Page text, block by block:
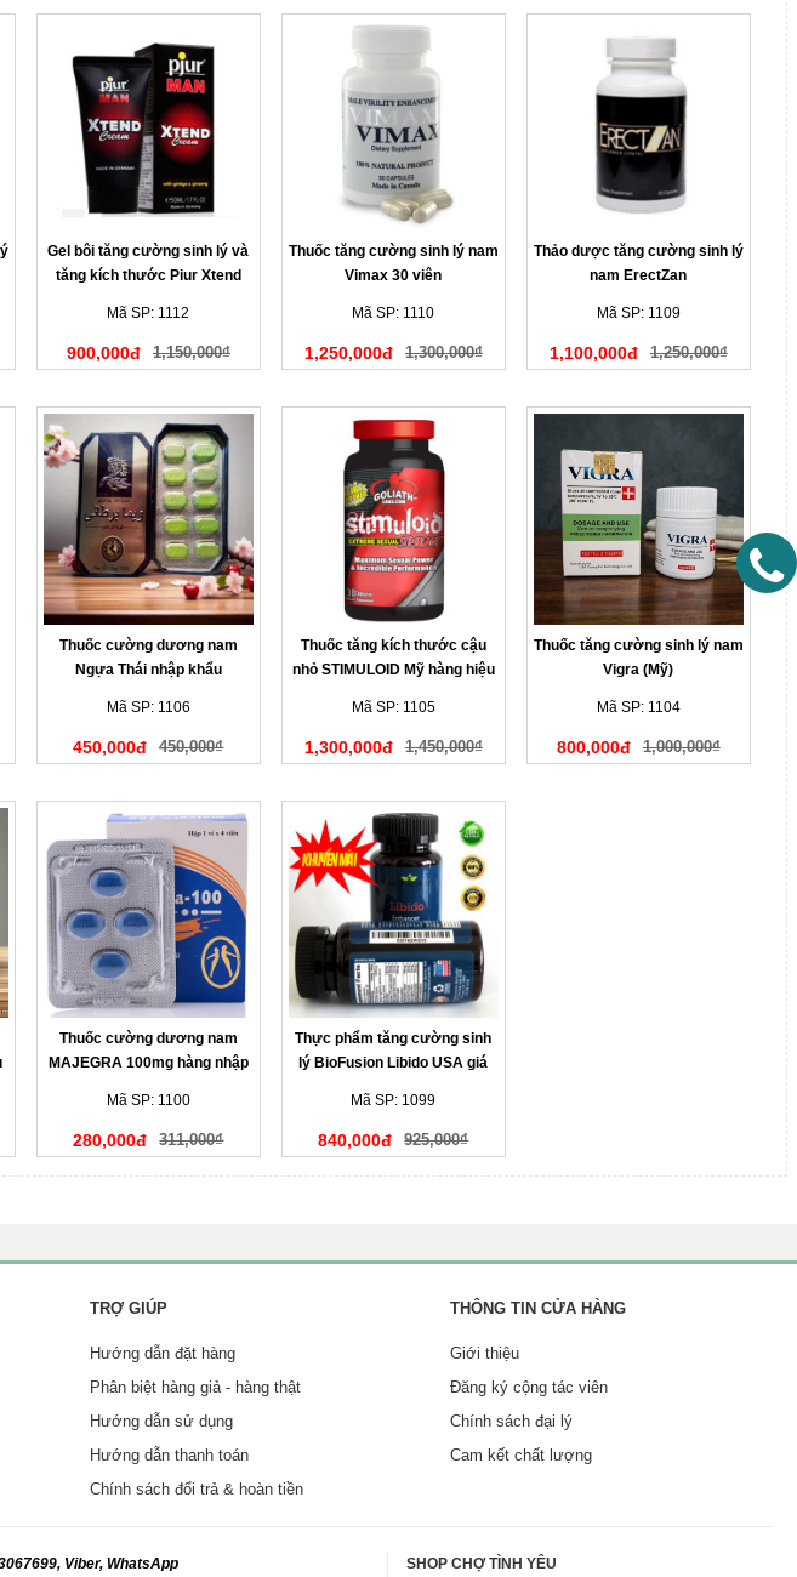
Gel bôi tăng cường sinh lý và
tăng kích thước Piur Xtend
Mã SP: 1112
900,000đ 1,150,000₫
Thuốc tăng cường sinh lý nam
Vimax 30 viên
Mã SP: 1110
1,250,000đ 1,300,000₫
Thảo dược tăng cường sinh lý
nam ErectZan
Mã SP: 1109
1,100,000đ 1,250,000₫
Thuốc cường dương nam
Ngựa Thái nhập khẩu
Mã SP: 1106
450,000đ 450,000₫
Thuốc tăng kích thước cậu
nhỏ STIMULOID Mỹ hàng hiệu
Mã SP: 1105
1,300,000đ 1,450,000₫
Thuốc tăng cường sinh lý nam
Vigra (Mỹ)
Mã SP: 1104
800,000đ 1,000,000₫
Thuốc cường dương nam
MAJEGRA 100mg hàng nhập
Mã SP: 1100
280,000đ 311,000₫
Thực phẩm tăng cường sinh
lý BioFusion Libido USA giá
Mã SP: 1099
840,000đ 925,000₫
TRỢ GIÚP
Hướng dẫn đặt hàng
Phân biệt hàng giả - hàng thật
Hướng dẫn sử dụng
Hướng dẫn thanh toán
Chính sách đổi trả & hoàn tiền
THÔNG TIN CỬA HÀNG
Giới thiệu
Đăng ký cộng tác viên
Chính sách đại lý
Cam kết chất lượng
, Viber, WhatsApp SHOP CHỢ TÌNH YÊU